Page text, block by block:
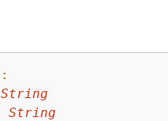
:
String
String